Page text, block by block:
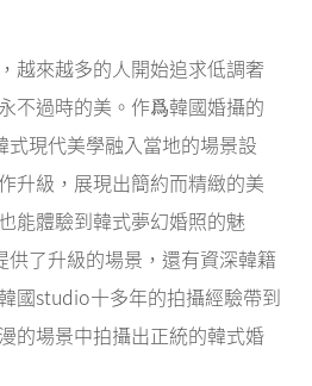
越來越多的人開始追求低調奢
不過時的美。作爲韓國婚攝的
式現代美學融入當地的場景設
升級，展現出簡約而精緻的美
能體驗到韓式夢幻婚照的魅
供了升級的場景，還有資深韓籍
國studio十多年的拍攝經驗帶到
的場景中拍攝出正統的韓式婚